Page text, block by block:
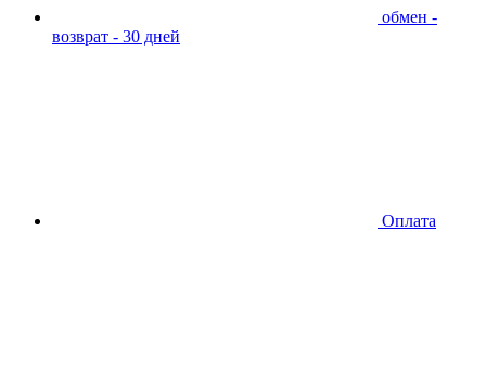
обмен -
возврат - 30 дней
Оплата